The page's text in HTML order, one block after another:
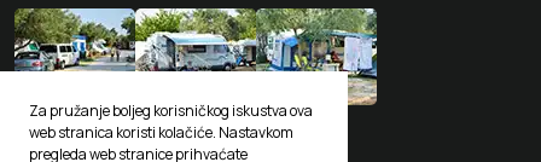
Za pružanje boljeg korisničkog iskustva ova
web stranica koristi kolačiće. Nastavkom
pregleda web stranice prihvaćate